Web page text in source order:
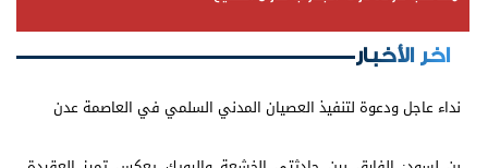
اخر الأخبار
نداء عاجل ودعوة لتنفيذ العصيان المدني السلمي في العاصمة عدن